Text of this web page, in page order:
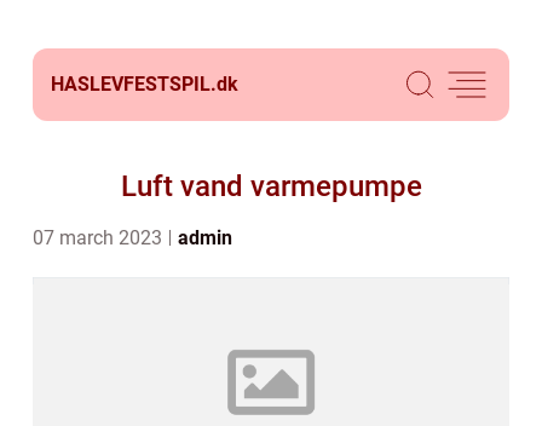
HASLEVFESTSPIL.dk
Luft vand varmepumpe
07 march 2023 admin